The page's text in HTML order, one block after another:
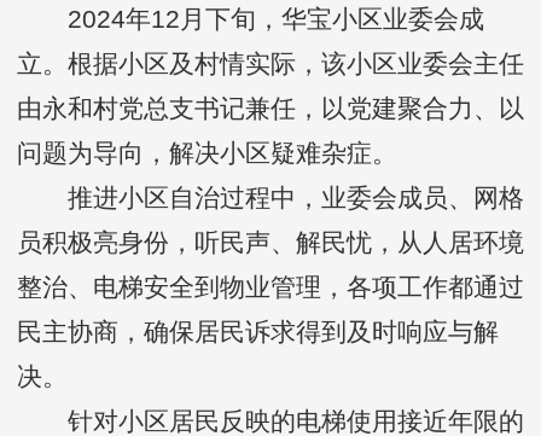
2024年12月下旬，华宝小区业委会成
立。根据小区及村情实际，该小区业委会主任
由永和村党总支书记兼任，以党建聚合力、以
问题为导向，解决小区疑难杂症。
推进小区自治过程中，业委会成员、网格
员积极亮身份，听民声、解民忧，从人居环境
整治、电梯安全到物业管理，各项工作都通过
民主协商，确保居民诉求得到及时响应与解
决。
针对小区居民反映的电梯使用接近年限的